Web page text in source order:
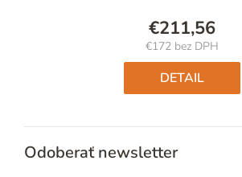
€211,56
€172 bez DPH
Jednotková
cena:
DETAIL
Odoberať newsletter